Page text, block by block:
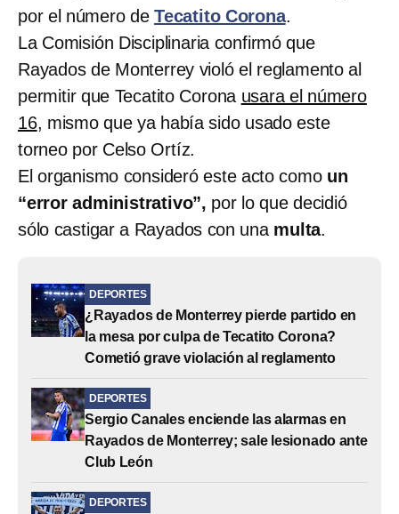
por el número deTecatito Corona.
La Comisión Disciplinaria confirmó que
Rayados de Monterrey violó el reglamento al
permitir que Tecatito Corona usara el número
16, mismo que ya había sido usado este
torneo por Celso Ortíz.
El organismo consideró este acto como un
“error administrativo”, por lo que decidió
sólo castigar a Rayados con una multa.
DEPORTES
¿Rayados de Monterrey pierde partido en
la mesa por culpa de Tecatito Corona?
Cometió grave violación al reglamento
DEPORTES
Sergio Canales enciende las alarmas en
Rayados de Monterrey; sale lesionado ante
Club León
DEPORTES